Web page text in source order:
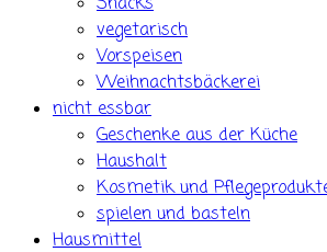
vegetarisch
Vorspeisen
Weihnachtsbäckerei
nicht essbar
Geschenke aus der Küche
Haushalt
Kosmetik und
spielen und basteln
Hausmittel